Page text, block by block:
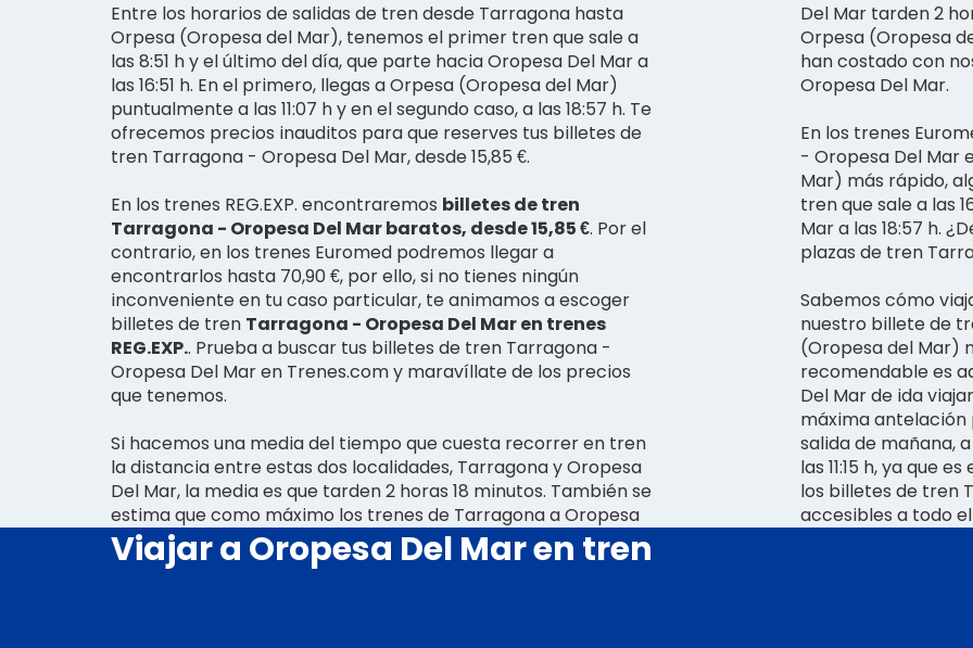
Entre los horarios de salidas de tren desde Tarragona hasta
Orpesa (Oropesa del Mar), tenemos el primer tren que sale a
las 8:51 h y el último del día, que parte hacia Oropesa Del Mar a
las 16:51 h. En el primero, llegas a Orpesa (Oropesa del Mar)
puntualmente a las 11:07 h y en el segundo caso, a las 18:57 h. Te
ofrecemos precios inauditos para que reserves tus billetes de
tren Tarragona - Oropesa Del Mar, desde 15,85 €.
En los trenes REG.EXP. encontraremos billetes de tren
Tarragona - Oropesa Del Mar baratos, desde 15,85 €. Por el
contrario, en los trenes Euromed podremos llegar a
encontrarlos hasta 70,90 €, por ello, si no tienes ningún
inconveniente en tu caso particular, te animamos a escoger
billetes de tren Tarragona - Oropesa Del Mar en trenes
REG.EXP.. Prueba a buscar tus billetes de tren Tarragona -
Oropesa Del Mar en Trenes.com y maravíllate de los precios
que tenemos.
Si hacemos una media del tiempo que cuesta recorrer en tren
la distancia entre estas dos localidades, Tarragona y Oropesa
Del Mar, la media es que tarden 2 horas 18 minutos. También se
estima que como máximo los trenes de Tarragona a Oropesa
Del Mar tarden 2
Orpesa (Oropesa
han costado con
Oropesa Del Mar.
En los trenes
- Oropesa Del Mar
Mar) más rápido,
tren que sale a las
Mar a las 18:57 h.
plazas de tren
Sabemos cómo
nuestro billete de
(Oropesa del Mar)
recomendable es
Del Mar de ida
máxima antelación
salida de mañana,
las 11:15 h, ya que
los billetes de tren
accesibles a todo
Viajar a Oropesa Del Mar en tren